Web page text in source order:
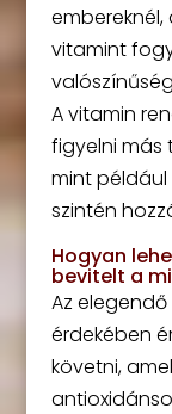
embereknél,
vitamint
A vitamin
figyelni más
mint
szintén
Hogyan
bevitelt a
Az
érdekében
követni,